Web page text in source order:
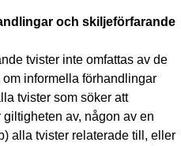
och skiljeförfarande
tvister inte omfattas av de
informella förhandlingar
tvister som söker att
av, någon av en
alla tvister relaterade till, eller